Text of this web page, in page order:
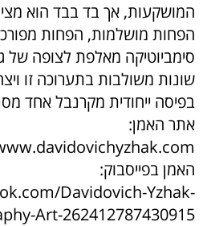
המושקעות, אך בד בבד הוא
הפחות מושלמות, הפחות
סימביוטיקה מאלפת לצופה של
שונות משולבות בתערוכה זו
בפיסה ייחודית מקרנבל אחד
אתר האמן:
האמן בפייסבוק:
Davidovich-Yzhak-
Art-262412787430915/